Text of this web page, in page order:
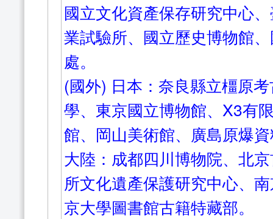
國立文化資產保存研究中心
業試驗所、國立歷史博物館
處。
(國外) 日本：奈良縣立橿原
學、東京國立博物館、X3有
館、岡山美術館、廣島原爆
大陸：成都四川博物院、北
所文化遺產保護研究中心、
京大學圖書館古籍特藏部。